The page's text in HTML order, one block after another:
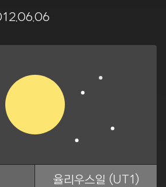
율리우스일 (UT1)